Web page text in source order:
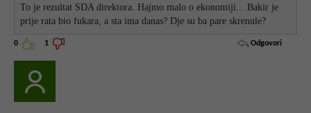
To je rezultat SDA direktora. Hajmo malo o ekonomiji... Bakir je
prije rata bio fukara, a sta ima danas? Dje su ba pare skrenule?
0 1 Odgovori